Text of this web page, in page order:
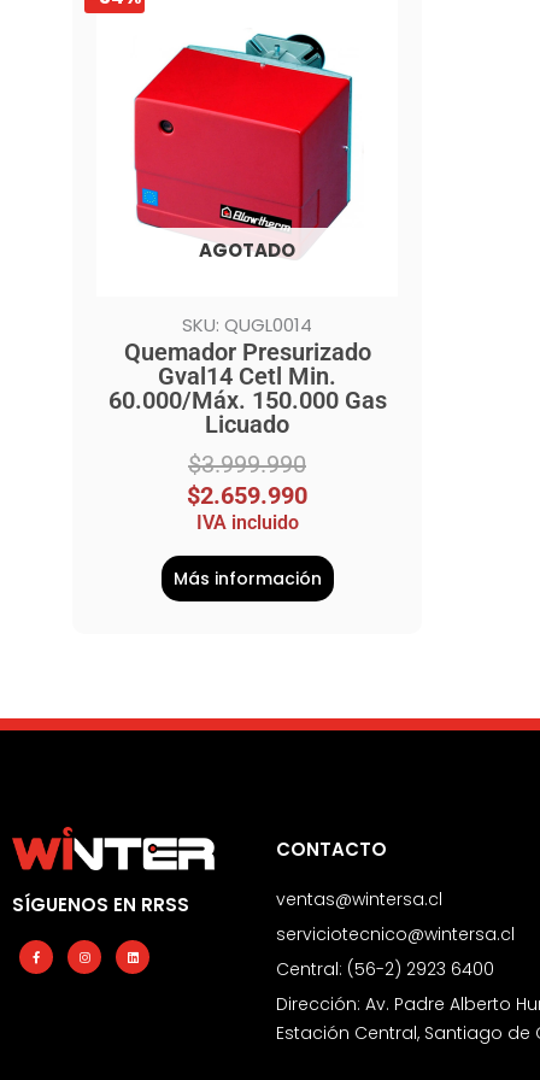
AGOTADO
SKU: QUGL0014
Quemador Presurizado
Gval14 Cetl Min.
60.000/Máx. 150.000 Gas
Licuado
$3.999.990
precio
$3.999.990.
$2.659.990
precio
$2.659.990.
IVA incluido
Más información
SÍGUENOS EN RRSS
Facebook-
f
InstagramLinkedin
CONTACTO
ventas@wintersa.cl
serviciotecnico@wintersa.cl
Central: (56-2) 2923 6400
Dirección: Av. Padre Alberto
Estación Central, Santiago de